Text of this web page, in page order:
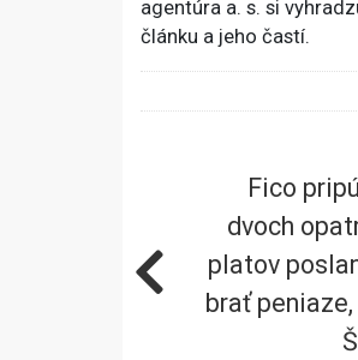
agentúra a. s. si
článku a jeho častí.
Fico
dvoch
platov
brať